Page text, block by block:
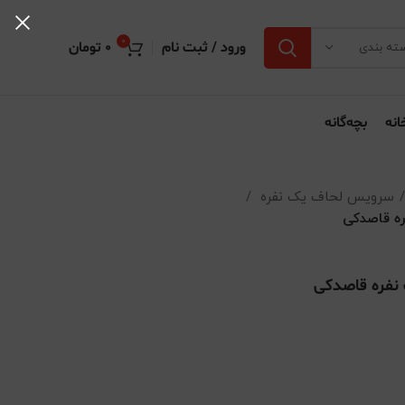
بندی ورود / ثبت نام 0
0 تومان
بچه‌گانه
سرویس لحاف یک نفره
قاصدکی
قاصدکی